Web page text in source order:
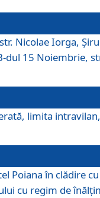
Nicolae Iorga,
15 Noiembrie,
limita
Poiana în
cu regim de